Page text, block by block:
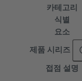
카테고리
식별
요소
제품 시리즈
접점 설명